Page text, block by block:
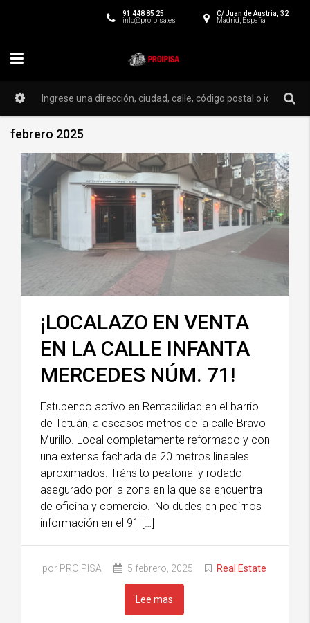
C/ Juan de Austria, 32
Madrid, España
91 448 85 25
info@proipisa.es
febrero 2025
¡LOCALAZO EN VENTA
EN LA CALLE INFANTA
MERCEDES NÚM. 71!
Estupendo activo en Rentabilidad en el barrio
de Tetuán, a escasos metros de la calle Bravo
Murillo. Local completamente reformado y con
una extensa fachada de 20 metros lineales
aproximados. Tránsito peatonal y rodado
asegurado por la zona en la que se encuentra
de oficina y comercio. ¡No dudes en pedirnos
información en el 91 […]
por PROIPISA 5 febrero, 2025 Real Estate
Lee mas